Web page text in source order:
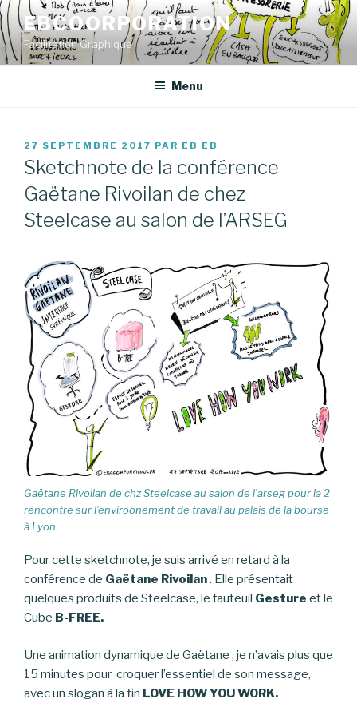
Aller
au
contenu
principal
EBCOORPORATION
Facilitation Graphique
Menu
PUBLIÉ
LE
27 SEPTEMBRE 2017 PAR EB EB
Sketchnote de la conférence
Gaëtane Rivoilan de chez
Steelcase au salon de l’ARSEG
Gaëtane Rivoilan de chz Steelcase au salon de l’arseg pour la 2
rencontre sur l’enviroonement de travail au palais de la bourse
à Lyon
Pour cette sketchnote, je suis arrivé en retard à la
conférence de Gaëtane Rivoilan. Elle présentait
quelques produits de Steelcase, le fauteuil Gesture et le
Cube B-FREE.
Une animation dynamique de Gaëtane , je n’avais plus que
15 minutes pour croquer l’essentiel de son message,
avec un slogan à la fin LOVE HOW YOU WORK.